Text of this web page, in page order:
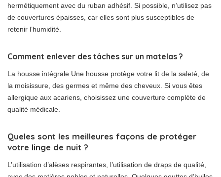
hermétiquement avec du ruban adhésif. Si possible, n’utilisez pas
de couvertures épaisses, car elles sont plus susceptibles de
retenir l’humidité.
Comment enlever des tâches sur un matelas ?
La housse intégrale Une housse protège votre lit de la saleté, de
la moisissure, des germes et même des cheveux. Si vous êtes
allergique aux acariens, choisissez une couverture complète de
qualité médicale.
Queles sont les meilleures façons de protéger
votre linge de nuit ?
L’utilisation d’alèses respirantes, l’utilisation de draps de qualité,